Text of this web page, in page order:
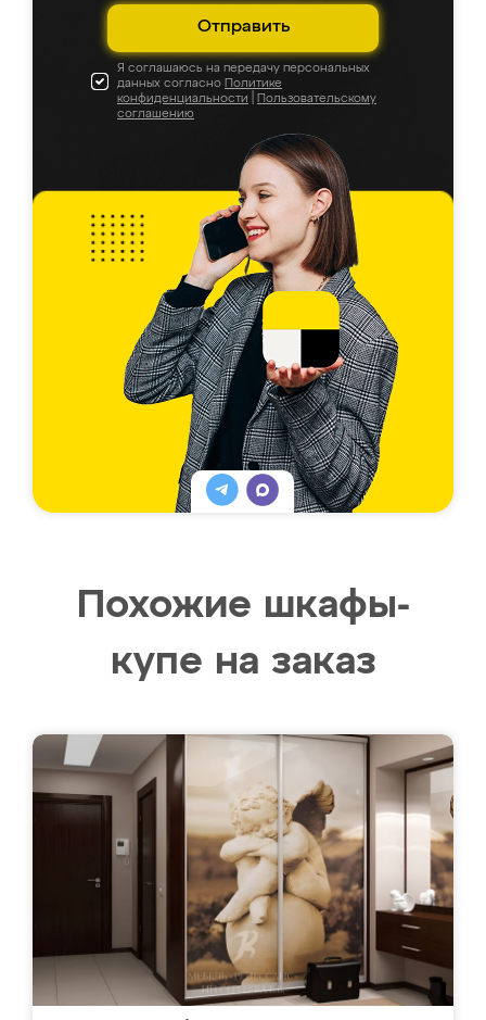
Отправить
Я соглашаюсь на передачу персональных
данных согласно Политике
конфиденциальности
Пользовательскому
соглашению
Похожие шкафы-
купе на заказ